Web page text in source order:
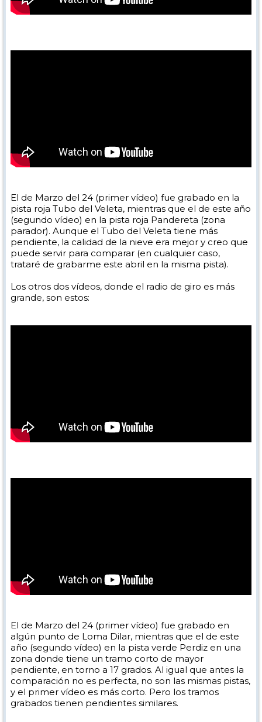
El de Marzo del 24 (primer vídeo) fue grabado en la
pista roja Tubo del Veleta, mientras que el de este año
(segundo vídeo) en la pista roja Pandereta (zona
parador). Aunque el Tubo del Veleta tiene más
pendiente, la calidad de la nieve era mejor y creo que
puede servir para comparar (en cualquier caso,
trataré de grabarme este abril en la misma pista).
Los otros dos vídeos, donde el radio de giro es más
grande, son estos:
El de Marzo del 24 (primer vídeo) fue grabado en
algún punto de Loma Dilar, mientras que el de este
año (segundo vídeo) en la pista verde Perdiz en una
zona donde tiene un tramo corto de mayor
pendiente, en torno a 17 grados. Al igual que antes la
comparación no es perfecta, no son las mismas pistas,
y el primer vídeo es más corto. Pero los tramos
grabados tienen pendientes similares.